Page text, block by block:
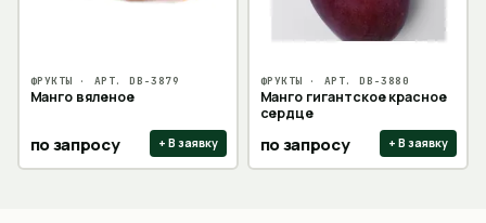
ФРУКТЫ · АРТ.DB-3879
Манго вяленое
по запросу + В заявку
ФРУКТЫ · АРТ.DB-3880
Манго гигантское красное
сердце
по запросу + В заявку